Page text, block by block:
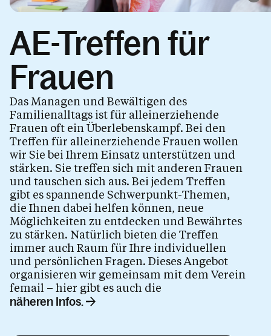
Kinder.Begleitung
Allein.Erziehend
AE-Treffen
AE-Beratung
Rechtsberatung
Trennung.Scheidung
Kalender
AE-Treffen für
Frauen
Das Managen und Bewältigen des
Familienalltags ist für alleinerziehende
Frauen oft ein Überlebenskampf. Bei den
Treffen für alleinerziehende Frauen wollen
wir Sie bei Ihrem Einsatz unterstützen und
stärken. Sie treffen sich mit anderen Frauen
und tauschen sich aus. Bei jedem Treffen
gibt es spannende Schwerpunkt-Themen,
die Ihnen dabei helfen können, neue
Möglichkeiten zu entdecken und Bewährtes
zu stärken. Natürlich bieten die Treffen
immer auch Raum für Ihre individuellen
und persönlichen Fragen. Dieses Angebot
organisieren wir gemeinsam mit dem Verein
femail – hier gibt es auch die
näheren Infos.